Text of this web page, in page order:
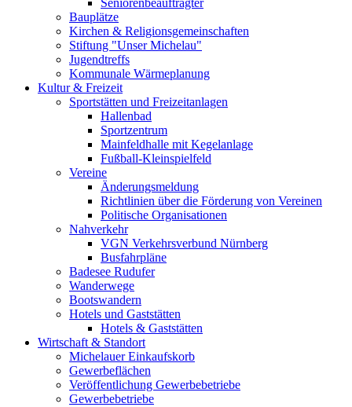
Seniorenbeauftragter
Bauplätze
Kirchen & Religionsgemeinschaften
Stiftung "Unser Michelau"
Jugendtreffs
Kommunale Wärmeplanung
Kultur & Freizeit
Sportstätten und Freizeitanlagen
Hallenbad
Sportzentrum
Mainfeldhalle mit Kegelanlage
Fußball-Kleinspielfeld
Vereine
Änderungsmeldung
Richtlinien über die Förderung von Vereinen
Politische Organisationen
Nahverkehr
VGN Verkehrsverbund Nürnberg
Busfahrpläne
Badesee Rudufer
Wanderwege
Bootswandern
Hotels und Gaststätten
Hotels & Gaststätten
Wirtschaft & Standort
Michelauer Einkaufskorb
Gewerbeflächen
Veröffentlichung Gewerbebetriebe
Gewerbebetriebe